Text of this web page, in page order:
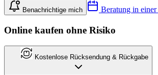
Benachrichtige mich Beratung in
Online kaufen ohne Risiko
Kostenlose Rücksendung & Rückgabe